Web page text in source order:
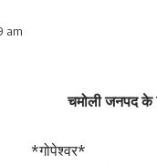
am
चमोली जनपद के
*गोपेश्वर*